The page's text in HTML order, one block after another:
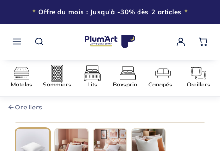
Offre du mois : Jusqu'à -30% dès 2 articles
Matelas
Oreillers060 × 060